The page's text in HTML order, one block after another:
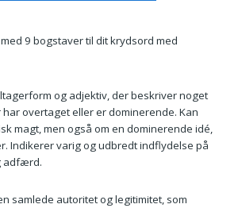
9 bogstaver til dit krydsord med
og adjektiv, der beskriver noget
overtaget eller er dominerende. Kan
magt, men også om en dominerende idé,
Indikerer varig og udbredt indflydelse på
adfærd.
samlede autoritet og legitimitet, som